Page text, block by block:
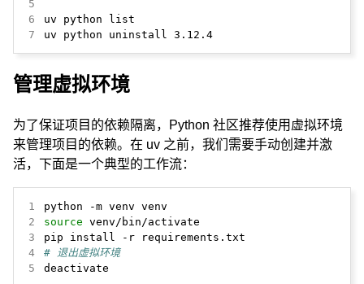
5
6
7
uv python uninstall 3.12.4
管理虚拟环境
为了保证项目的依赖隔离，Python 社区推荐使用虚拟环境
来管理项目的依赖。在 uv 之前，我们需要手动创建并激
活，下面是一个典型的工作流：
1
2
source
3
4
# 退出虚拟环境
5
deactivate